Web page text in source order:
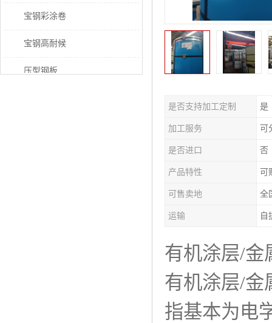
宝钢彩涂卷
宝钢高耐候
压型钢板
是否支持加工定制 是
加工服务 可
是否进口 否
产品特性 可
可售卖地 全
运输 自
有机涂层/金
有机涂层/金
指基本为电